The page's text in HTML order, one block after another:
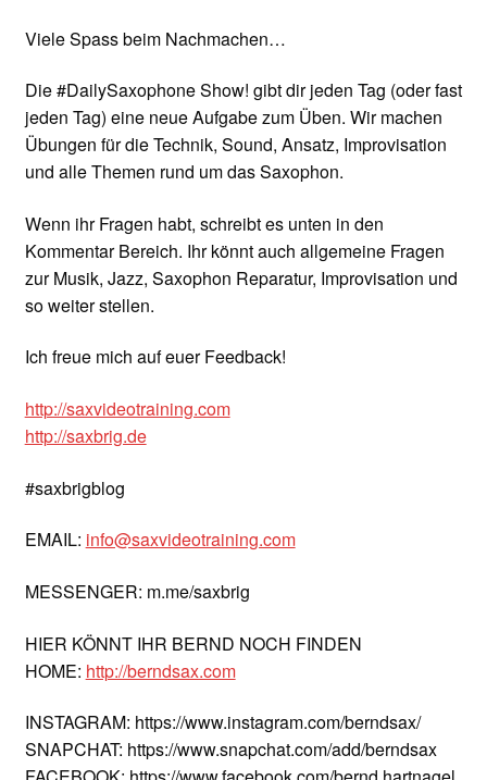
Viele Spass beim Nachmachen…
Die #DailySaxophone Show! gibt dir jeden Tag (oder fast
jeden Tag) eine neue Aufgabe zum Üben. Wir machen
Übungen für die Technik, Sound, Ansatz, Improvisation
und alle Themen rund um das Saxophon.
Wenn ihr Fragen habt, schreibt es unten in den
Kommentar Bereich. Ihr könnt auch allgemeine Fragen
zur Musik, Jazz, Saxophon Reparatur, Improvisation und
so weiter stellen.
Ich freue mich auf euer Feedback!
http://saxvideotraining.com
http://saxbrig.de
#saxbrigblog
EMAIL: info@saxvideotraining.com
MESSENGER: m.me/saxbrig
HIER KÖNNT IHR BERND NOCH FINDEN
HOME: http://berndsax.com
INSTAGRAM: https://www.instagram.com/berndsax/
SNAPCHAT: https://www.snapchat.com/add/berndsax